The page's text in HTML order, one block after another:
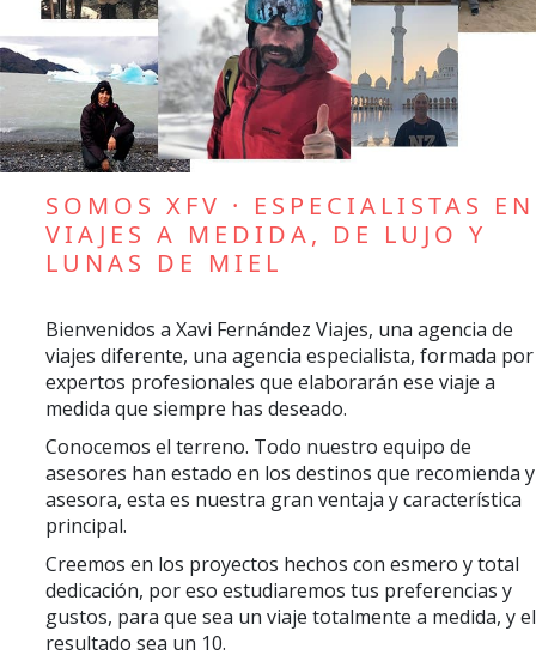
SOMOS XFV · ESPECIALISTAS EN
VIAJES A MEDIDA, DE LUJO Y
LUNAS DE MIEL
Bienvenidos a Xavi Fernández Viajes, una agencia de
viajes diferente, una agencia especialista, formada por
expertos profesionales que elaborarán ese viaje a
medida que siempre has deseado.
Conocemos el terreno. Todo nuestro equipo de
asesores han estado en los destinos que recomienda y
asesora, esta es nuestra gran ventaja y característica
principal.
Creemos en los proyectos hechos con esmero y total
dedicación, por eso estudiaremos tus preferencias y
gustos, para que sea un viaje totalmente a medida, y el
resultado sea un 10.